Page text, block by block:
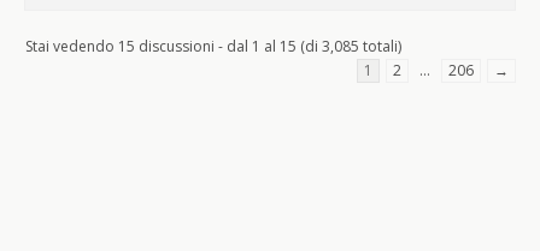
Stai vedendo 15 discussioni - dal 1 al 15 (di 3,085 totali)
1
2 … 206 →